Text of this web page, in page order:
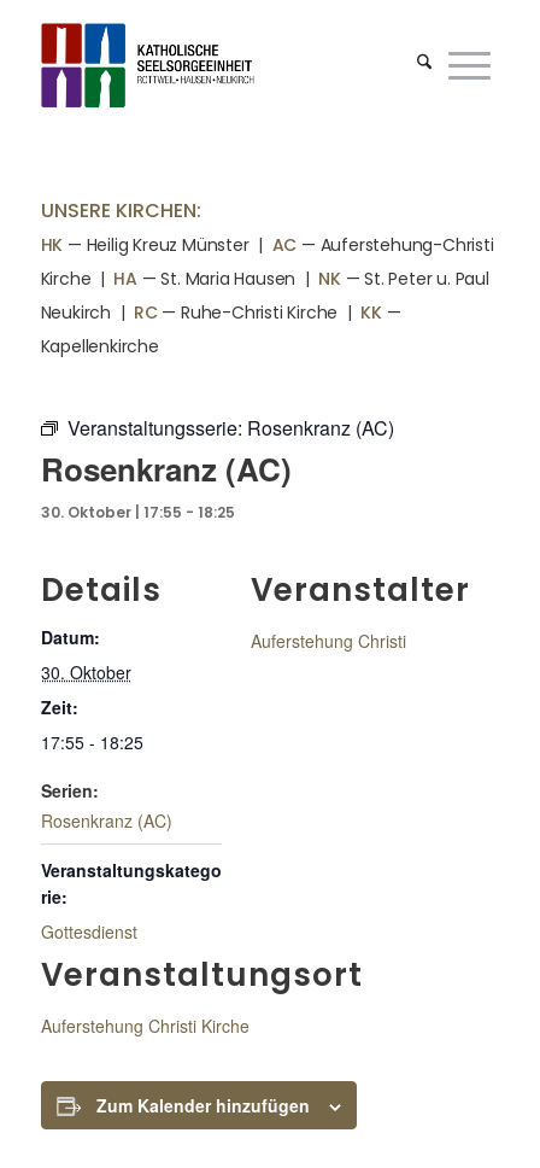
UNSERE KIRCHEN:
HK — Heilig Kreuz Münster | AC — Auferstehung-Christi
Kirche | HA — St. Maria Hausen | NK— St. Peter u. Paul
Neukirch | RC— Ruhe-Christi Kirche | KK—
Kapellenkirche
Veranstaltungsserie: Rosenkranz (AC)
Rosenkranz (AC)
30. Oktober | 17:55 - 18:25
Details
Datum:
30. Oktober
Zeit:
17:55 - 18:25
Serien:
Rosenkranz (AC)
Veranstaltungskatego
rie:
Gottesdienst
Veranstaltungsort
Auferstehung Christi Kirche
Veranstalter
Auferstehung Christi
Zum Kalender hinzufügen